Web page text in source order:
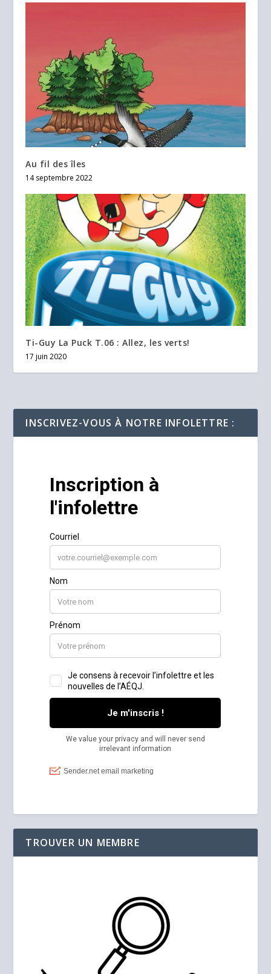
Au fil des îles
14 septembre 2022
Ti-Guy La Puck T.06 : Allez, les verts!
17 juin 2020
INSCRIVEZ-VOUS À NOTRE INFOLETTRE :
TROUVER UN MEMBRE